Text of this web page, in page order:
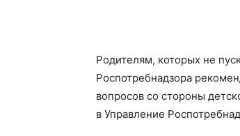
Родителям, которых не
Роспотребнадзора
вопросов со стороны
в Управление